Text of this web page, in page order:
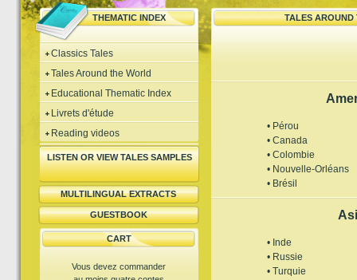
THEMATIC INDEX TALES AROUND
Classics Tales
Tales Around the World
Educational Thematic Index
Livrets d'étude
Reading videos
LISTEN OR VIEW TALES SAMPLES
MULTILINGUAL EXTRACTS
GUESTBOOK
CART
Vous devez commander
• Pérou
• Canada
• Colombie
• Nouvelle-Orléans
• Brésil
• Inde
• Russie
• Turquie